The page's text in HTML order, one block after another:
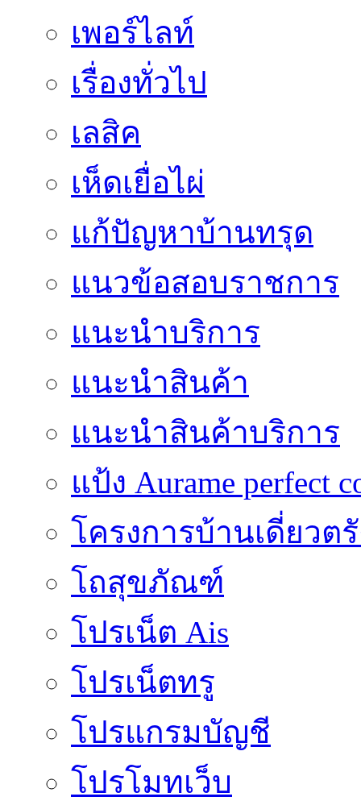
เพอร์ไลท์
เรื่องทั่วไป
เลสิค
เห็ดเยื่อไผ่
แก้ปัญหาบ้านทรุด
แนวข้อสอบราชการ
แนะนำบริการ
แนะนำสินค้า
แนะนำสินค้าบริการ
แป้ง Aurame perfect
โครงการบ้านเดี่ยวต
โถสุขภัณฑ์
โปรเน็ต Ais
โปรเน็ตทรู
โปรแกรมบัญชี
โปรโมทเว็บ